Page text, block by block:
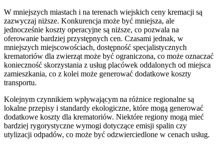
W mniejszych miastach i na terenach wiejskich ceny kremacji są
zazwyczaj niższe. Konkurencja może być mniejsza, ale
jednocześnie koszty operacyjne są niższe, co pozwala na
oferowanie bardziej przystępnych cen. Czasami jednak, w
mniejszych miejscowościach, dostępność specjalistycznych
krematoriów dla zwierząt może być ograniczona, co może oznaczać
konieczność skorzystania z usług placówek oddalonych od miejsca
zamieszkania, co z kolei może generować dodatkowe koszty
transportu.
Kolejnym czynnikiem wpływającym na różnice regionalne są
lokalne przepisy i standardy ekologiczne, które mogą generować
dodatkowe koszty dla krematoriów. Niektóre regiony mogą mieć
bardziej rygorystyczne wymogi dotyczące emisji spalin czy
utylizacji odpadów, co może być odzwierciedlone w cenach usług.